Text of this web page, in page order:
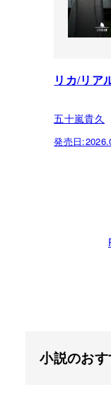
リカ/リア
五十嵐貴久
発売日:
小説のお